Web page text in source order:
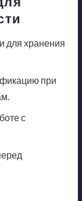
для хранения
при
с